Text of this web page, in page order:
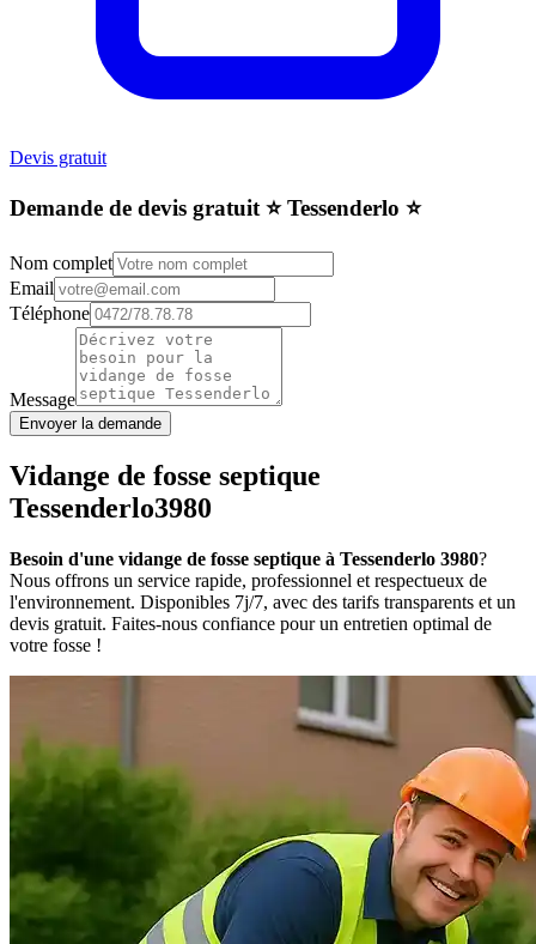
Devis gratuit
Demande de devis gratuit ⭐️ Tessenderlo ⭐️
Nom complet
Email
Téléphone
Message
Envoyer la demande
Vidange de fosse septique
Tessenderlo3980
Besoin d'une vidange de fosse septique à Tessenderlo 3980?
Nous offrons un service rapide, professionnel et respectueux de
l'environnement. Disponibles 7j/7, avec des tarifs transparents et un
devis gratuit. Faites-nous confiance pour un entretien optimal de
votre fosse !